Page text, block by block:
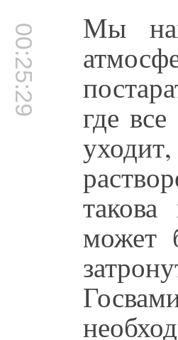
00:25:29 Мы
где
может